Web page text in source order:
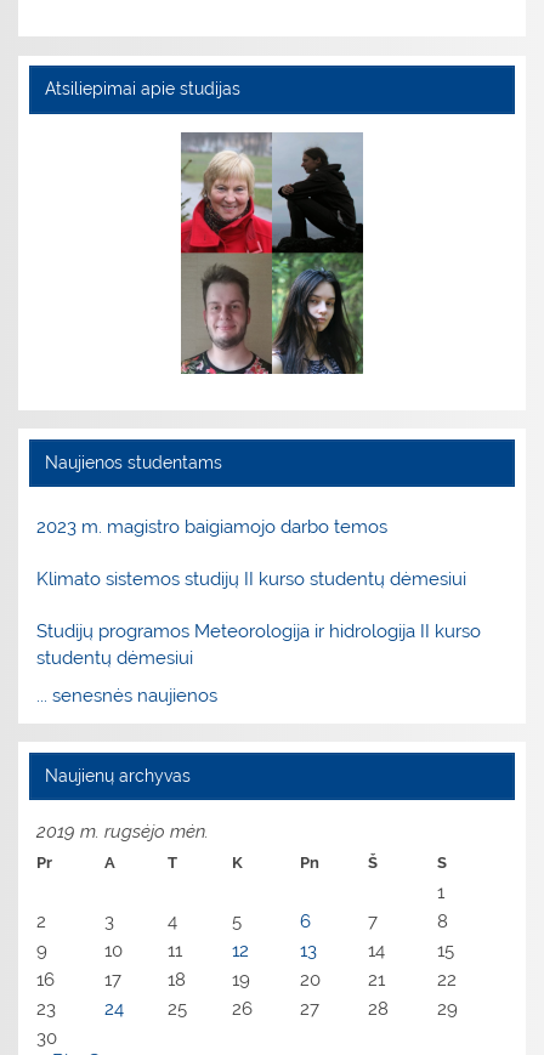
Atsiliepimai apie studijas
Naujienos studentams
2023 m. magistro baigiamojo darbo temos
Klimato sistemos studijų II kurso studentų dėmesiui
Studijų programos Meteorologija ir hidrologija II kurso
studentų dėmesiui
... senesnės naujienos
Naujienų archyvas
2019 m. rugsėjo mėn.
Pr A T K Pn Š S
1
2
3 4 5 6 7
8
9
10 11 12 13 14
15
16
17 18 19 20 21
22
23
24 25 26 27 28
29
30